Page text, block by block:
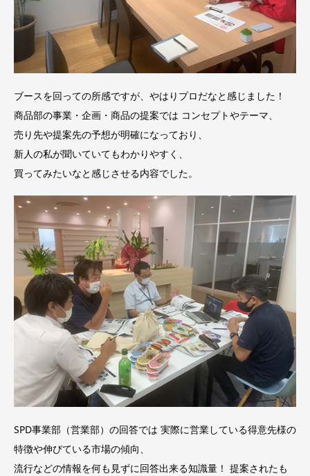
ブースを回っての所感ですが、やはりプロだなと感じました！
商品部の事業・企画・商品の提案では コンセプトやテーマ、
売り先や提案先の予想が明確になっており、
新人の私が聞いていてもわかりやすく、
買ってみたいなと感じさせる内容でした。
SPD事業部（営業部）の回答では 実際に営業している得意先様の
特徴や伸びている市場の傾向、
流行などの情報を何も見ずに回答出来る知識量！ 提案されたも